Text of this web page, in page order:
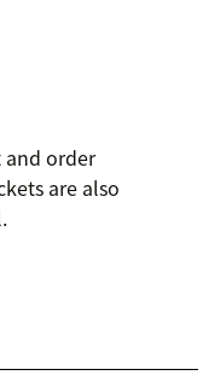
and order
are also